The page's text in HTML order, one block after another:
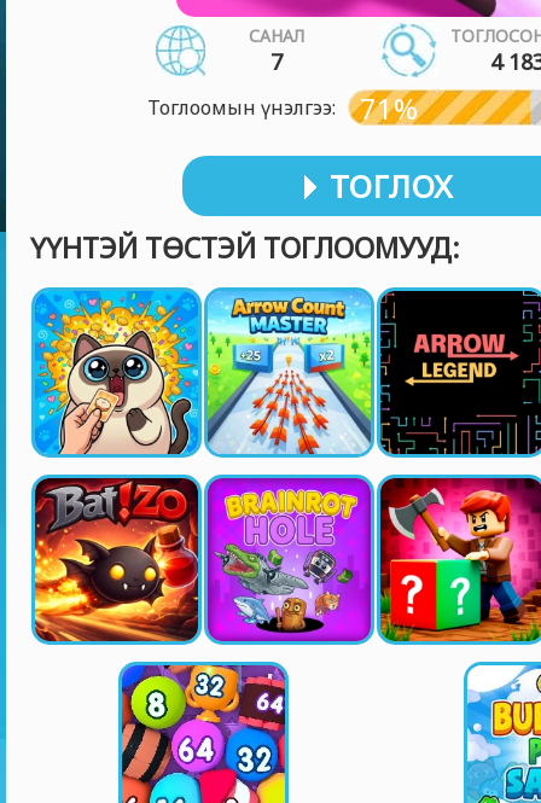
САНАЛ
7 4
Тоглоомын үнэлгээ: 71%
ТОГЛОХ
ҮҮНТЭЙ ТӨСТЭЙ ТОГЛООМУУД: